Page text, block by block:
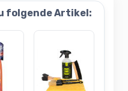
folgende Artikel: